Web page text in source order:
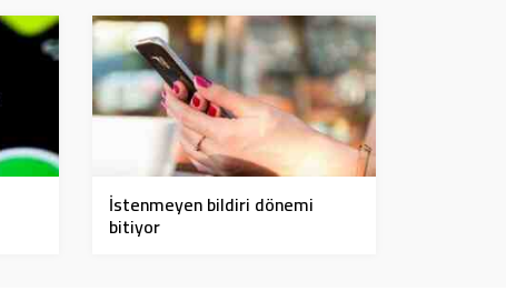
İstenmeyen bildiri dönemi
bitiyor